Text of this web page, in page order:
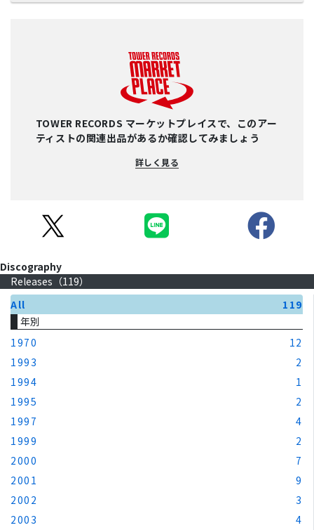
TOWER RECORDS マーケットプレイスで、このアー
ティストの関連出品があるか確認してみましょう
詳しく見る
Discography
Releases（119）
All
119
年別
1970
12
1993
2
1994
1
1995
2
1997
4
1999
2
2000
7
2001
9
2002
3
2003
4